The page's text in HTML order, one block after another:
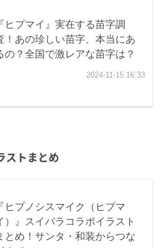
ストまとめ